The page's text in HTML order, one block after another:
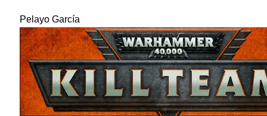
Pelayo García